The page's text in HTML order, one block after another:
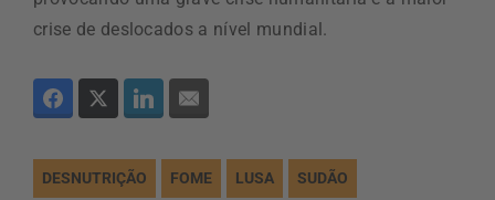
crise de deslocados a nível mundial.
DESNUTRIÇÃO FOME LUSA SUDÃO